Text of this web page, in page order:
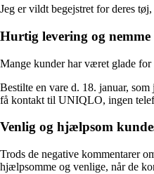
Jeg er vildt begejstret for deres
Hurtig levering og nemme
Mange kunder har været glade
Bestilte en vare d. 18. januar,
få kontakt til UNIQLO, ingen
Venlig og hjælpsom
Trods de negative kommentarer
hjælpsomme og venlige, når de